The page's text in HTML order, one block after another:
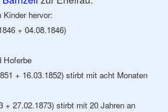
Kinder hervor:
+ 04.08.1846)
Hoferbe
+ 16.03.1852) stirbt mit acht Monaten
+ 27.02.1873) stirbt mit 20 Jahren an